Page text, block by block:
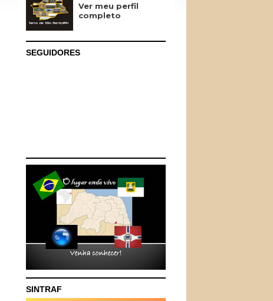
Ver meu perfil
completo
SEGUIDORES
SINTRAF